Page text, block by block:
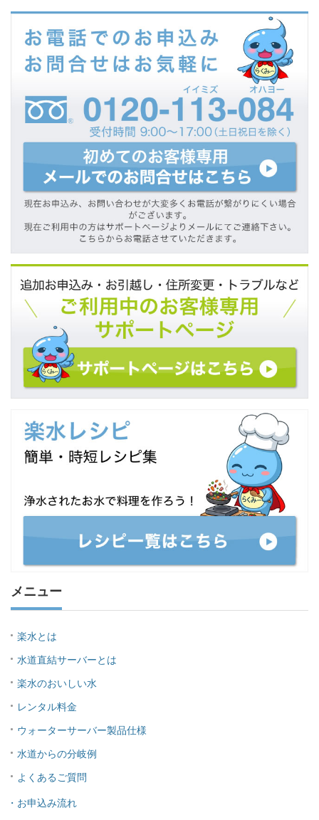
メニュー
楽水とは
水道直結サーバーとは
楽水のおいしい水
レンタル料金
ウォーターサーバー製品仕様
水道からの分岐例
よくあるご質問
・お申込み流れ